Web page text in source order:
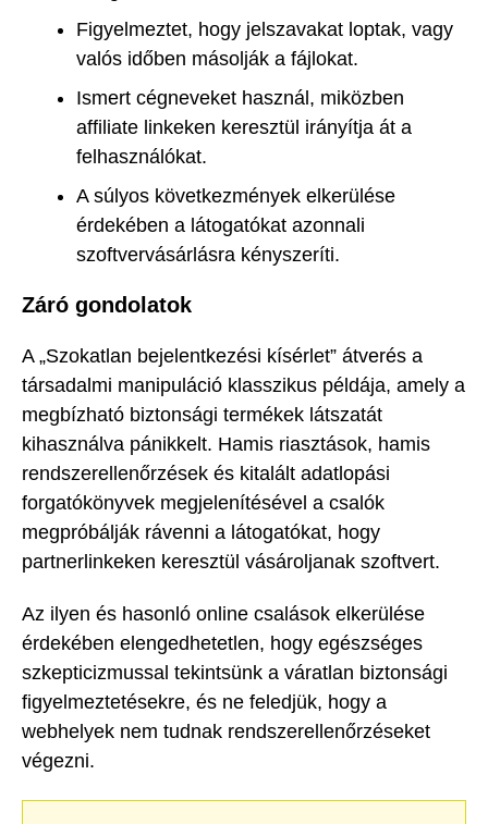
Figyelmeztet, hogy jelszavakat loptak, vagy
valós időben másolják a fájlokat.
Ismert cégneveket használ, miközben
affiliate linkeken keresztül irányítja át a
felhasználókat.
A súlyos következmények elkerülése
érdekében a látogatókat azonnali
szoftvervásárlásra kényszeríti.
Záró gondolatok
A „Szokatlan bejelentkezési kísérlet” átverés a
társadalmi manipuláció klasszikus példája, amely a
megbízható biztonsági termékek látszatát
kihasználva pánikkelt. Hamis riasztások, hamis
rendszerellenőrzések és kitalált adatlopási
forgatókönyvek megjelenítésével a csalók
megpróbálják rávenni a látogatókat, hogy
partnerlinkeken keresztül vásároljanak szoftvert.
Az ilyen és hasonló online csalások elkerülése
érdekében elengedhetetlen, hogy egészséges
szkepticizmussal tekintsünk a váratlan biztonsági
figyelmeztetésekre, és ne feledjük, hogy a
webhelyek nem tudnak rendszerellenőrzéseket
végezni.